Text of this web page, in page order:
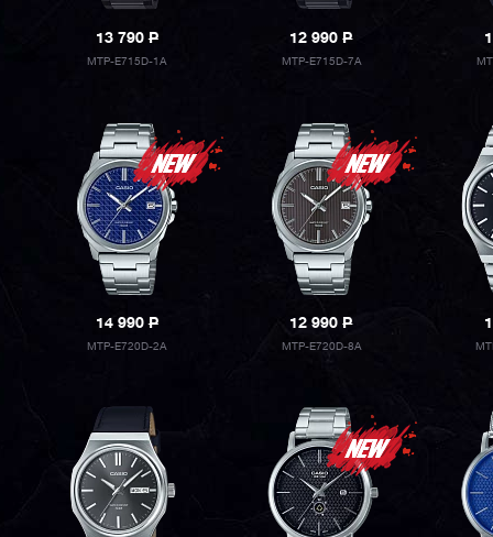
13 790P
MTP-E715D-1A
12 990P
MTP-E715D-7A
14 990P
MTP-E720D-2A
12 990P
MTP-E720D-8A